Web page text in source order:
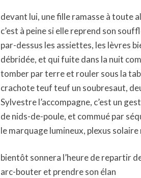
devant lui, une fille ramasse à toute
c’est à peine si elle reprend son
par-dessus les assiettes, les lèvres
débridée, et qui fuite dans la nuit
tomber par terre et rouler sous la
crachote teuf teuf un soubresaut,
Sylvestre l’accompagne, c’est un
de nids-de-poule, et commué par
le marquage lumineux, plexus
bientôt sonnera l’heure de repartir
arc-bouter et prendre son élan